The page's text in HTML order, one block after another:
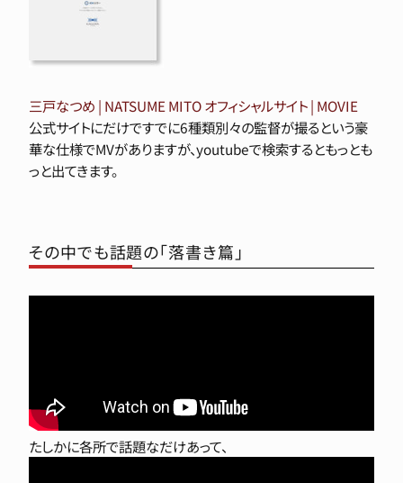
三戸なつめ | NATSUME MITO オフィシャルサイト | MOVIE
公式サイトにだけですでに6種類別々の監督が撮るという豪
華な仕様でMVがありますが、youtubeで検索するともっとも
っと出てきます。
その中でも話題の「落書き篇」
たしかに各所で話題なだけあって、